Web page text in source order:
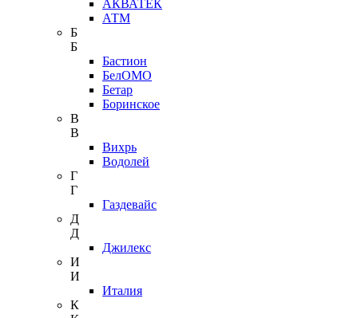
АКВАТЕК
АТМ
Б
Б
Бастион
БелОМО
Бетар
Боринское
В
В
Вихрь
Водолей
Г
Г
Газдевайс
Д
Д
Джилекс
И
И
Италия
К